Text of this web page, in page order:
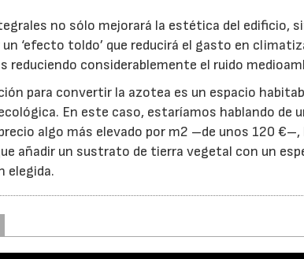
no sólo mejorará la estética del edificio,
‘efecto toldo’ que reducirá el gasto en
reduciendo considerablemente el ruido
para convertir la azotea es un espacio
En este caso, estaríamos hablando de
algo más elevado por m2 –de unos 120
añadir un sustrato de tierra vegetal con un
elegida.